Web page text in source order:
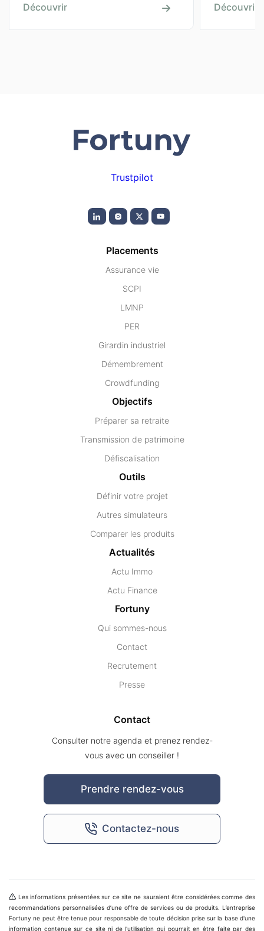
Découvrir
Découvrir
Trustpilot
Placements
Assurance vie
SCPI
LMNP
PER
Girardin industriel
Démembrement
Crowdfunding
Objectifs
Préparer sa retraite
Transmission de patrimoine
Défiscalisation
Outils
Définir votre projet
Autres simulateurs
Comparer les produits
Actualités
Actu Immo
Actu Finance
Fortuny
Qui sommes-nous
Contact
Recrutement
Presse
Contact
Consulter notre agenda et prenez rendez-
vous avec un conseiller !
Prendre rendez-vous
Contactez-nous
Les informations présentées sur ce site ne sauraient être considérées comme des
recommandations personnalisées d’une offre de services ou de produits. L’entreprise
Fortuny ne peut être tenue pour responsable de toute décision prise sur la base d'une
information contenue sur ce site ni de l'utilisation qui pourrait en être faite par des